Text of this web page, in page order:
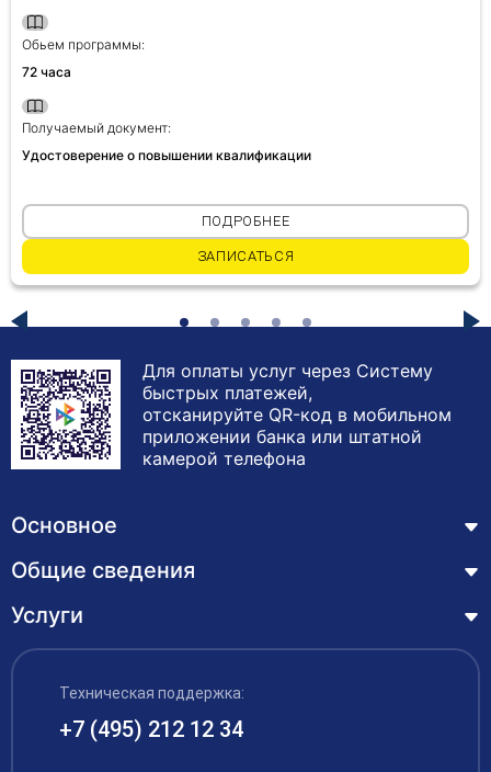
Обьем программы:
72 часа
Получаемый документ:
Удостоверение о повышении квалификации
ПОДРОБНЕЕ
ЗАПИСАТЬСЯ
Для оплаты услуг через Систему
быстрых платежей,
отсканируйте QR-код в мобильном
приложении банка или штатной
камерой телефона
Основное
Курсы
Лицензия
Обучающимся
Акции
Общие сведения
Основные сведения
Структура и органы управления образовательной
организацией
Документы
Услуги
Профессиональная переподготовка
Курсы повышения квалификации – дистанционное
обучение с выдачей удостоверения
Техническая поддержка:
+7 (495) 212 12 34